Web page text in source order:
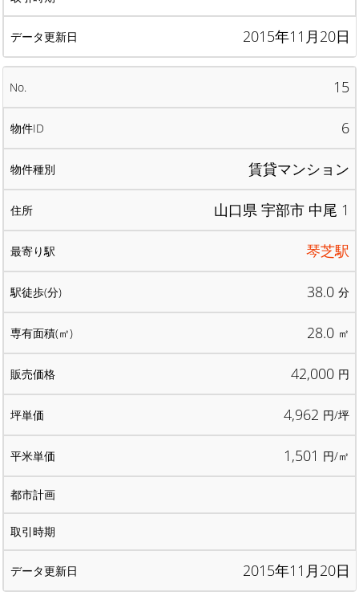
2015年11月20日
15
6
賃貸マンション
山口県 宇部市 中尾 1
琴芝駅
38.0 分
28.0 ㎡
42,000 円
4,962 円/坪
1,501 円/㎡
2015年11月20日